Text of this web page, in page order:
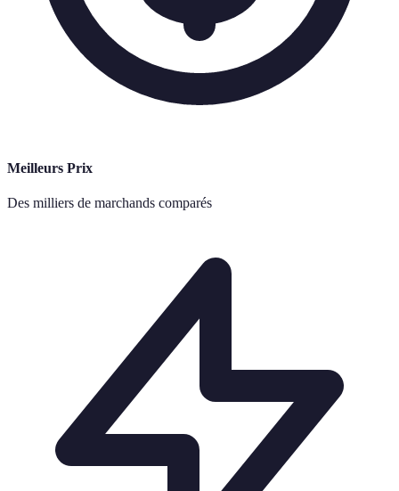
Meilleurs Prix
Des milliers de marchands comparés